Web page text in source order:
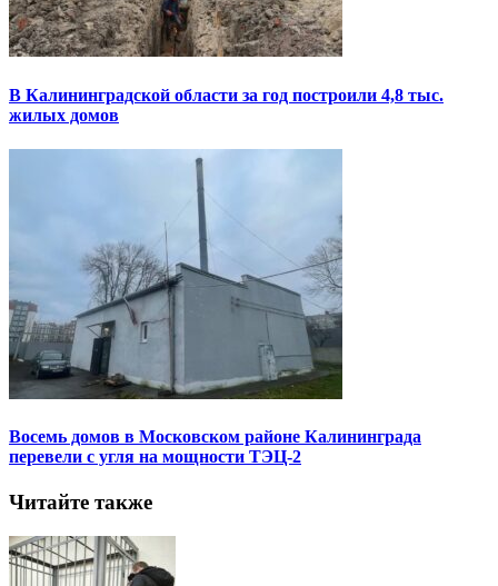
В Калининградской области за год построили 4,8 тыс.
жилых домов
Восемь домов в Московском районе Калининграда
перевели с угля на мощности ТЭЦ-2
Читайте также